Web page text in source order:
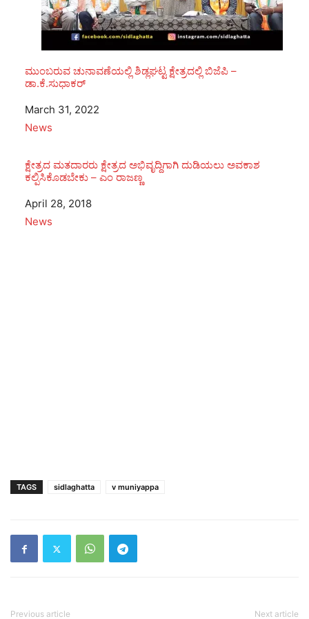
ಮುಂಬರುವ ಚುನಾವಣೆಯಲ್ಲಿ ಶಿಡ್ಲಘಟ್ಟ ಕ್ಷೇತ್ರದಲ್ಲಿ ಬಿಜೆಪಿ –
ಡಾ.ಕೆ.ಸುಧಾಕರ್
Date
March 31, 2022
In relation to
News
ಕ್ಷೇತ್ರದ ಮತದಾರರು ಕ್ಷೇತ್ರದ ಅಭಿವೃದ್ದಿಗಾಗಿ ದುಡಿಯಲು ಅವಕಾಶ
ಕಲ್ಪಿಸಿಕೊಡಬೇಕು – ಎಂ ರಾಜಣ್ಣ
Date
April 28, 2018
In relation to
News
TAGS sidlaghatta v muniyappa
Previous article Next article